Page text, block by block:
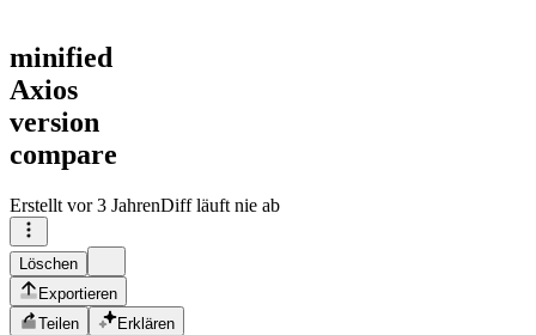
minified
Axios
version
compare
Erstellt vor 3 JahrenDiff läuft nie ab
Löschen
Exportieren
Teilen
Erklären